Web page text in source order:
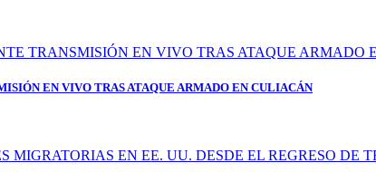
EN VIVO TRAS ATAQUE ARMADO EN CULIACÁN